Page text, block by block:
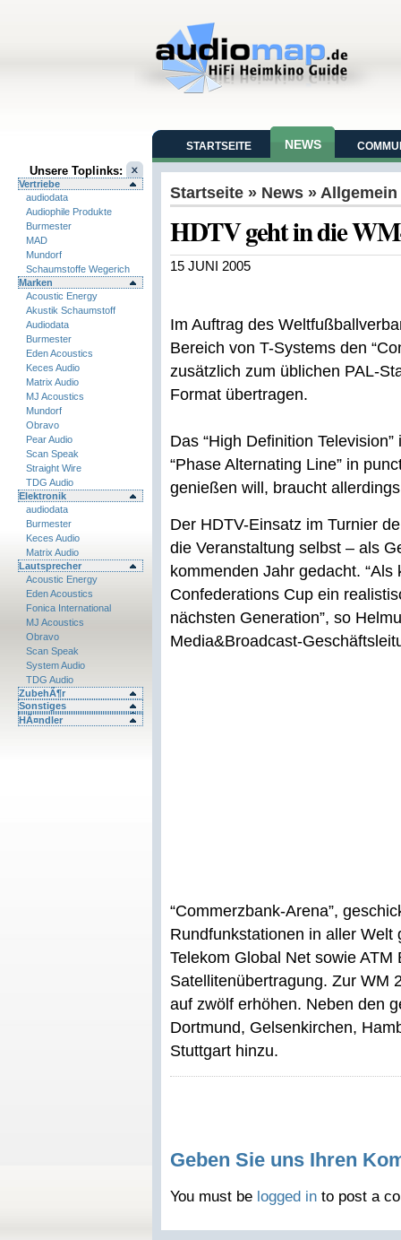
Unsere Toplinks:
Vertriebe
audiodata
Audiophile Produkte
Burmester
MAD
Mundorf
Schaumstoffe Wegerich
Marken
Acoustic Energy
Akustik Schaumstoff
Audiodata
Burmester
Eden Acoustics
Keces Audio
Matrix Audio
MJ Acoustics
Mundorf
Obravo
Pear Audio
Scan Speak
Straight Wire
TDG Audio
Elektronik
audiodata
Burmester
Keces Audio
Matrix Audio
Lautsprecher
Acoustic Energy
Eden Acoustics
Fonica International
MJ Acoustics
Obravo
Scan Speak
System Audio
TDG Audio
ZubehÃ¶r
Sonstiges
HÃ¤ndler
STARTSEITE NEWS
Startseite » News » Allgemein
HDTV geht in die
15 JUNI 2005
Im Auftrag des
Bereich von T-Systems den
zusätzlich zum üblichen PAL-
Format übertragen.
Das “High Definition
“Phase Alternating Line” in
genießen will, braucht
Der HDTV-Einsatz im Turnier
die Veranstaltung selbst – als
kommenden Jahr gedacht.
Confederations Cup ein
nächsten Generation”, so
Media&Broadcast-
“Commerzbank-Arena”,
Rundfunkstationen in aller
Telekom Global Net sowie
Satellitenübertragung. Zur WM
auf zwölf erhöhen. Neben den
Dortmund, Gelsenkirchen,
Stuttgart hinzu.
Geben Sie uns Ihren
You must be logged in to post a